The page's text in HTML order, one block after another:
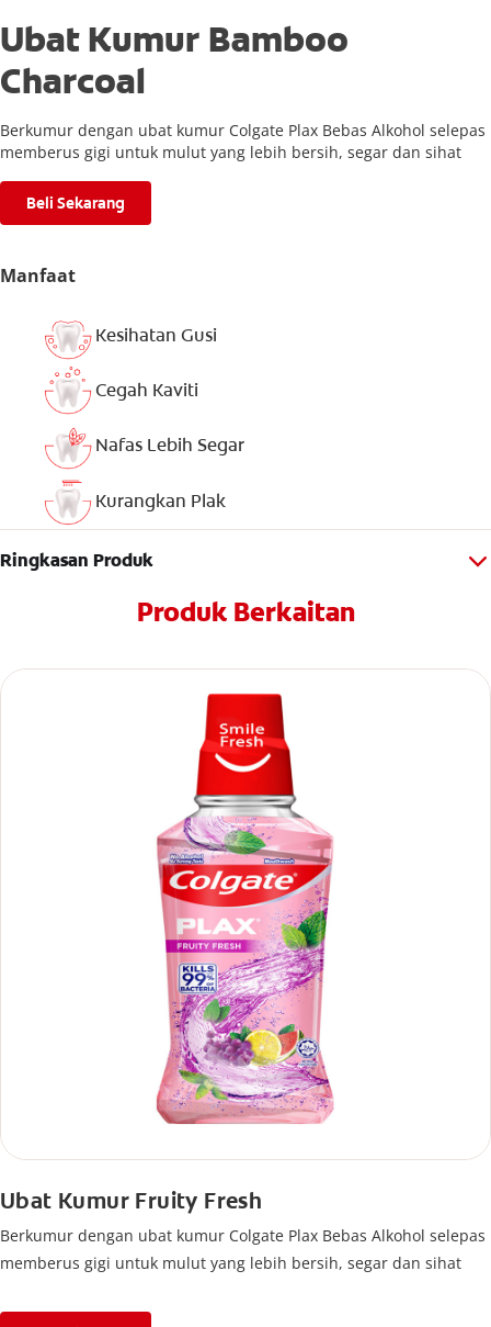
Ubat Kumur Bamboo
Charcoal
Berkumur dengan ubat kumur Colgate Plax Bebas Alkohol selepas
memberus gigi untuk mulut yang lebih bersih, segar dan sihat
Beli Sekarang
Manfaat
Kesihatan Gusi
Cegah Kaviti
Nafas Lebih Segar
Kurangkan Plak
Ringkasan Produk
Produk Berkaitan
Ubat Kumur Fruity Fresh
Berkumur dengan ubat kumur Colgate Plax Bebas Alkohol selepas
memberus gigi untuk mulut yang lebih bersih, segar dan sihat